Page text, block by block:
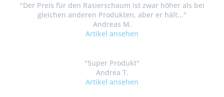
"Der Preis für den Rasierschaum ist zwar höher als bei
gleichen anderen Produkten, aber er hält..."
Andreas M.
Artikel ansehen
"Super Produkt"
Andrea T.
Artikel ansehen